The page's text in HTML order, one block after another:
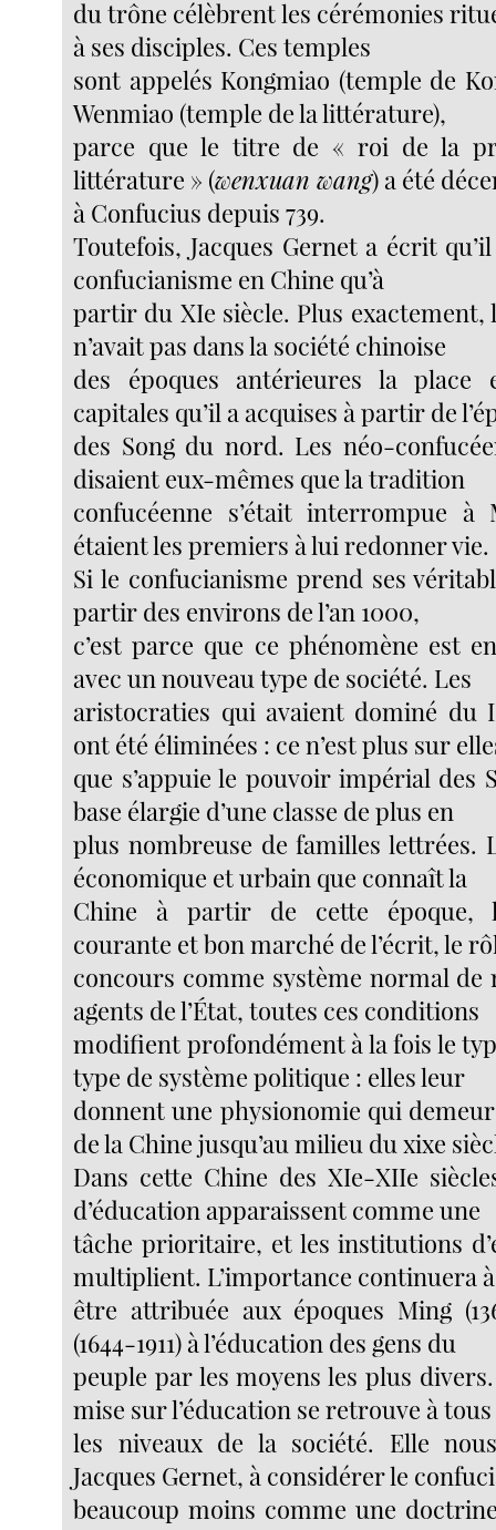
du trône célèbrent les cérémonies
à ses disciples. Ces temples
sont appelés Kongmiao (temple de
Wenmiao (temple de la littérature),
parce que le titre de « roi de la
littérature » (wenxuan wang) a été
à Confucius depuis 739.
Toutefois, Jacques Gernet a écrit
confucianisme en Chine qu’à
partir du XIe siècle. Plus exactement,
n’avait pas dans la société chinoise
des époques antérieures la place
capitales qu’il a acquises à partir de
des Song du nord. Les néo-
disaient eux-mêmes que la tradition
confucéenne s’était interrompue à
étaient les premiers à lui redonner vie.
Si le confucianisme prend ses
partir des environs de l’an 1000,
c’est parce que ce phénomène est
avec un nouveau type de société. Les
aristocraties qui avaient dominé du
ont été éliminées : ce n’est plus sur
que s’appuie le pouvoir impérial des
base élargie d’une classe de plus en
plus nombreuse de familles lettrées.
économique et urbain que connaît la
Chine à partir de cette époque,
courante et bon marché de l’écrit, le
concours comme système normal
agents de l’État, toutes ces conditions
modifient profondément à la fois le
type de système politique : elles leur
donnent une physionomie qui
de la Chine jusqu’au milieu du xixe
Dans cette Chine des XIe-XIIe
d’éducation apparaissent comme une
tâche prioritaire, et les institutions
multiplient. L’importance continuera à
être attribuée aux époques Ming
(1644-1911) à l’éducation des gens du
peuple par les moyens les plus
mise sur l’éducation se retrouve à tous
les niveaux de la société. Elle
Jacques Gernet, à considérer le
beaucoup moins comme une